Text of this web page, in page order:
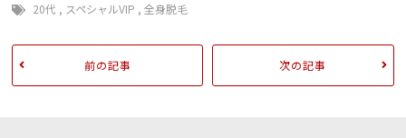
20代 , スペシャルVIP ,全身脱毛
前の記事 次の記事